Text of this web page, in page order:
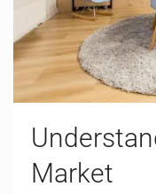
Market